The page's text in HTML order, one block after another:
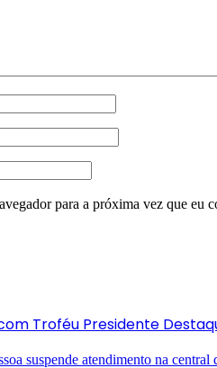
para a próxima vez que eu
Troféu Presidente